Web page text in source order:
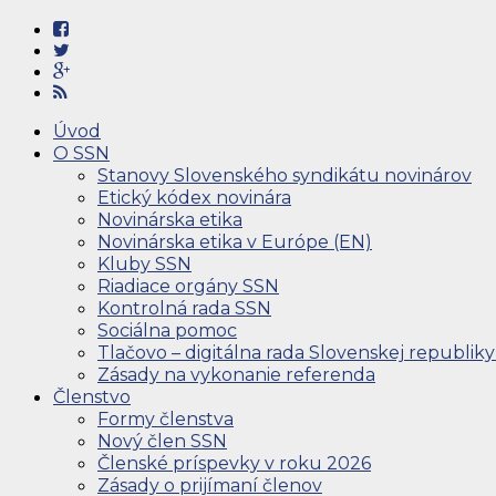
Úvod
O SSN
Stanovy Slovenského syndikátu novinárov
Etický kódex novinára
Novinárska etika
Novinárska etika v Európe (EN)
Kluby SSN
Riadiace orgány SSN
Kontrolná rada SSN
Sociálna pomoc
Tlačovo – digitálna rada Slovenskej republiky
Zásady na vykonanie referenda
Členstvo
Formy členstva
Nový člen SSN
Členské príspevky v roku 2026
Zásady o prijímaní členov